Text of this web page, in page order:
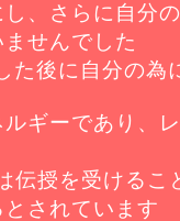
、さらに自分
せんでした
た後に自分の為
ギーであり、
伝授を受ける
されています